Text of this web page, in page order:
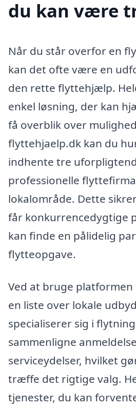
du kan være
Når du står overfor en
kan det ofte være en
den rette flyttehjælp.
enkel løsning, der kan
få overblik over
flyttehjaelp.dk kan du
indhente tre
professionelle
lokalområde. Dette
får konkurrencedygtige
kan finde en pålidelig
flytteopgave.
Ved at bruge
en liste over lokale
specialiserer sig i
sammenligne
serviceydelser, hvilket
træffe det rigtige valg.
tjenester, du kan